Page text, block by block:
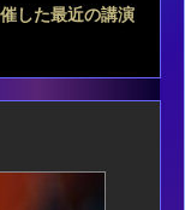
した最近の講演